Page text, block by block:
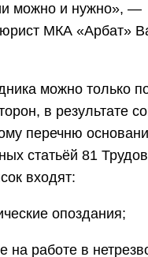
можно и нужно», —
юрист МКА «Арбат»
можно только
в результате
перечню
статьёй 81
входят:
опоздания;
на работе в